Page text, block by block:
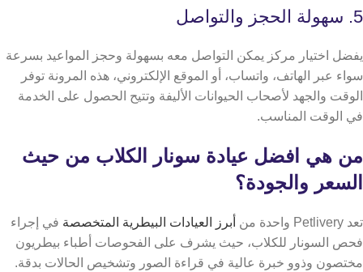
5. سهولة الحجز والتواصل
يفضل اختيار مركز يمكن التواصل معه بسهولة وحجز المواعيد بسرعة
سواء عبر الهاتف، واتساب، أو الموقع الإلكتروني، هذه المرونة توفر
الوقت والجهد لأصحاب الحيوانات الأليفة وتتيح الحصول على الخدمة
في الوقت المناسب.
من هي افضل عيادة سونار الكلاب من حيث
السعر والجودة؟
تعد Petlivery واحدة من أبرز العيادات البيطرية المتخصصة في إجراء
فحص السونار للكلاب، حيث يشرف على الفحوصات أطباء بيطريون
مختصون وذوو خبرة عالية في قراءة الصور وتشخيص الحالات بدقة.